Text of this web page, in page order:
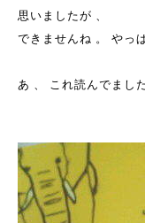
思いましたが 、
できませんね 。 やっ
あ 、 これ読んでました